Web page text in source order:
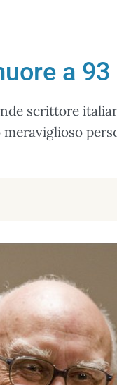
a
scrittore